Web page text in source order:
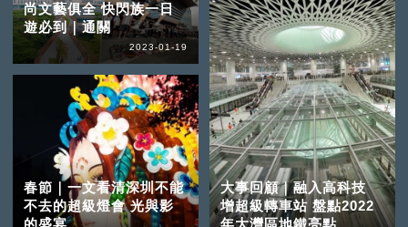
尚文藝俱全 快閃族一日
遊必到｜通關
2023-01-19
春節｜一文看清深圳不能
不去的超級燈會 光與影
大事回顧｜融入高科技
增超級轉車站 盤點2022